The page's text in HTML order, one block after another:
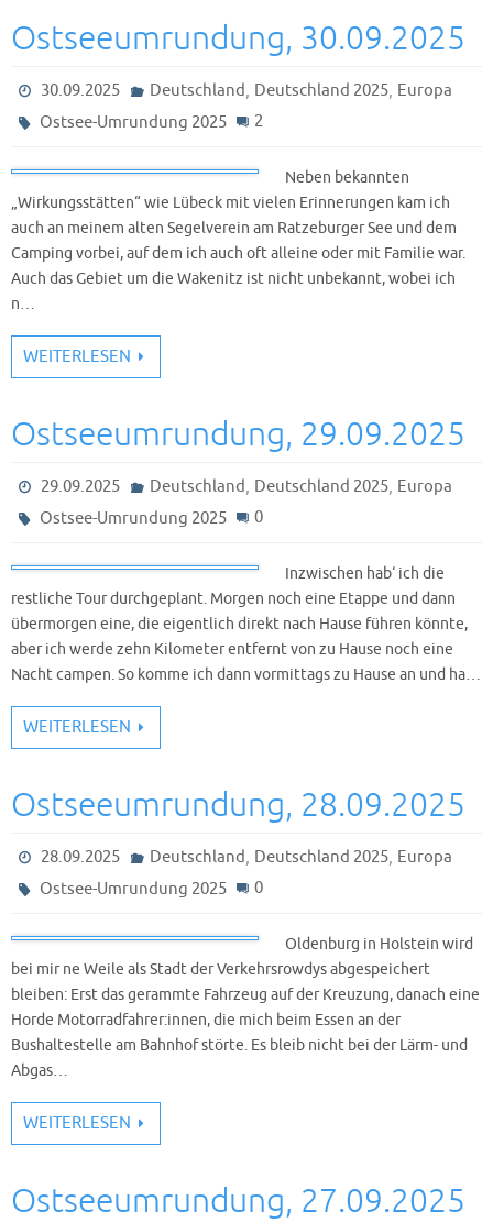
Ostseeumrundung, 30.09.2025
30.09.2025 Deutschland, Deutschland 2025, Europa
Ostsee-Umrundung 2025
2
Neben bekannten
„Wirkungsstätten“ wie Lübeck mit vielen Erinnerungen kam ich
auch an meinem alten Segelverein am Ratzeburger See und dem
Camping vorbei, auf dem ich auch oft alleine oder mit Familie war.
Auch das Gebiet um die Wakenitz ist nicht unbekannt, wobei ich
n…
WEITERLESEN
Ostseeumrundung, 29.09.2025
29.09.2025 Deutschland, Deutschland 2025, Europa
Ostsee-Umrundung 2025
0
Inzwischen hab‘ ich die
restliche Tour durchgeplant. Morgen noch eine Etappe und dann
übermorgen eine, die eigentlich direkt nach Hause führen könnte,
aber ich werde zehn Kilometer entfernt von zu Hause noch eine
Nacht campen. So komme ich dann vormittags zu Hause an und ha…
WEITERLESEN
Ostseeumrundung, 28.09.2025
28.09.2025 Deutschland, Deutschland 2025, Europa
Ostsee-Umrundung 2025
0
Oldenburg in Holstein wird
bei mir ne Weile als Stadt der Verkehrsrowdys abgespeichert
bleiben: Erst das gerammte Fahrzeug auf der Kreuzung, danach eine
Horde Motorradfahrer:innen, die mich beim Essen an der
Bushaltestelle am Bahnhof störte. Es bleib nicht bei der Lärm- und
Abgas…
WEITERLESEN
Ostseeumrundung, 27.09.2025